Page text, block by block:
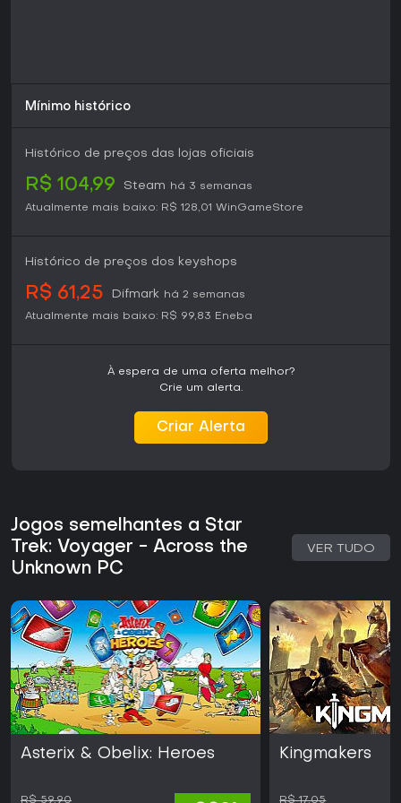
recursos multiplayer pode preferir outros títulos. A produção
Mínimo histórico
Histórico de preços das lojas oficiais
R$ 104,99 Steam
há 3 semanas
Atualmente mais baixo: R$ 128,01 WinGameStore
Histórico de preços dos keyshops
R$ 61,25 Difmark há 2 semanas
Atualmente mais baixo: R$ 99,83 Eneba
À espera de uma oferta melhor?
Crie um alerta.
Criar Alerta
Jogos semelhantes a Star
Trek: Voyager - Across the
Unknown PC
VER TUDO
Asterix & Obelix: Heroes
R$ 59,90
Kingmakers
R$ 17,05